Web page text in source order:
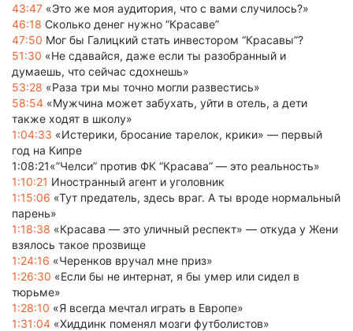
43:47 «Это же моя аудитория, что с вами случилось?»
46:18 Сколько денег нужно “Красаве”
47:50 Мог бы Галицкий стать инвестором “Красавы”?
51:30 «Не сдавайся, даже если ты разобранный и
думаешь, что сейчас сдохнешь»
53:28 «Раза три мы точно могли развестись»
58:54 «Мужчина может забухать, уйти в отель, а дети
также ходят в школу»
1:04:33 «Истерики, бросание тарелок, крики» — первый
год на Кипре
1:08:21«”Челси” против ФК “Красава” — это реальность»
1:10:21 Иностранный агент и уголовник
1:15:06 «Тут предатель, здесь враг. А ты вроде нормальный
парень»
1:18:38 «Красава — это уличный респект» — откуда у Жени
взялось такое прозвище
1:24:16 «Черенков вручал мне приз»
1:26:30 «Если бы не интернат, я бы умер или сидел в
тюрьме»
1:28:10 «Я всегда мечтал играть в Европе»
1:31:04 «Хиддинк поменял мозги футболистов»